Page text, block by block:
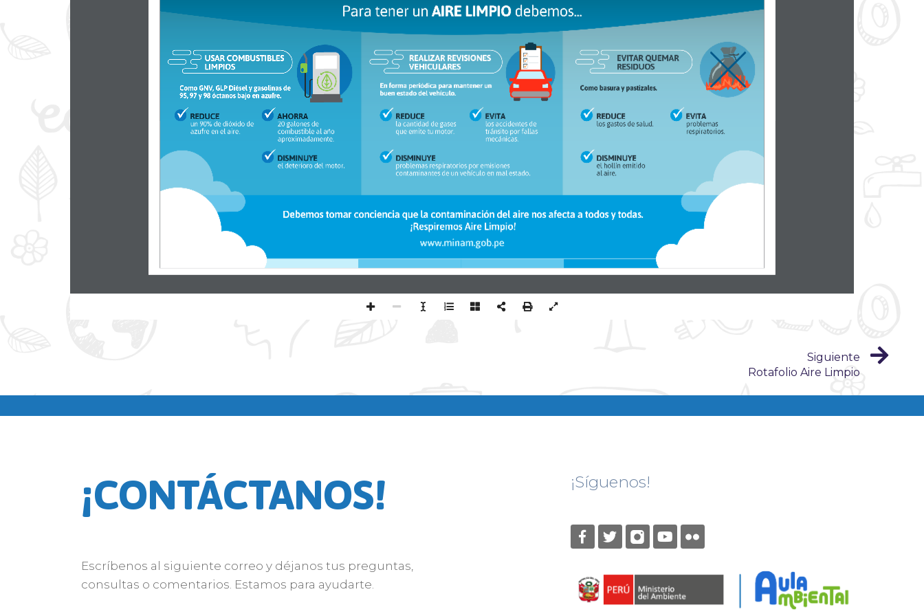
En forma periódica para mantener un
buen estado del vehículo.
Como GNV, GLP Diésel y gasolinas de
95, 97 y 98 óctanos bajo en azufre.
Como basura y pastizales.
EVITAR QUEMAR
RESIDUOS
REALIZAR REVISIONES
VEHICULARES
USAR COMBUSTIBLES
LIMPIOS
EVITA
En formape
nrpEinaó ni pd
REDUCE
o pecapó petrepaoutd
DISMINUYE
roeb ooslermióit
aoeainrd
AHORRA
20 galones de
combustible al año
aproximadamente.
REDUCE
un 90% de dióxido de
azufre en el aire.
DISMINUYE
el deterioro del motor.
EVITA
los accidentes de
tránsito por fallas
mecánicas.
REDUCE
la cantidad de gases
que emite tu motor.
DISMINUYE
problemas respiratorios por emisiones
contaminantes de un vehículo en mal estado.
Debemos tomar conciencia que la contaminación del aire nos afecta a todos y todas.
¡Respiremos Aire Limpio!
www.minam.gob.pe
Para tener un AIRE LIMPIO debemos
Siguiente
Rotafolio Aire Limpio
¡CONTÁCTANOS!
Escríbenos al siguiente correo y déjanos tus preguntas,
consultas o comentarios. Estamos para ayudarte.
¡Síguenos!